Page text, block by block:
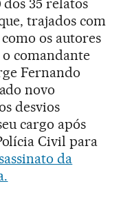
35 relatos
trajados com
os autores
o comandante
Fernando
novo
desvios
cargo após
Civil para
da